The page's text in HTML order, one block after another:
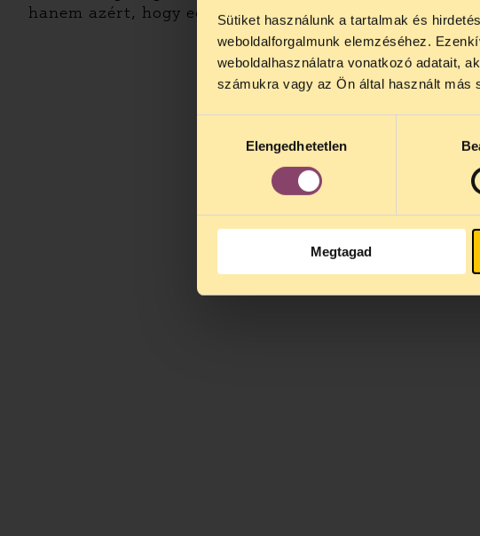
Sütiket használunk a tartalmak és
weboldalforgalmunk elemzéséhez.
weboldalhasználatra vonatkozó adatait,
számukra vagy az Ön által használt más
kiválasztásaElengedhetetlen
Megtagad
hanem azért, hogy együtt hatékony megoldást
TELEFONOS
Kedves érdeklődő,
augusztus 24 között
kedden, 13 és 15 óra
alatt is elér minket.